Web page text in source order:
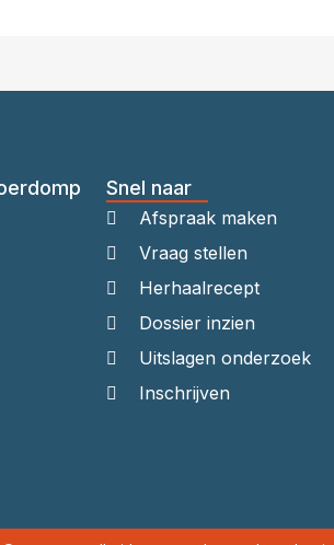
Snel naar
Afspraak maken
Vraag stellen
Herhaalrecept
Dossier inzien
Uitslagen onderzoek
Inschrijven